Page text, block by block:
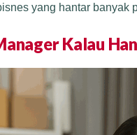
yang hantar banyak
Kalau